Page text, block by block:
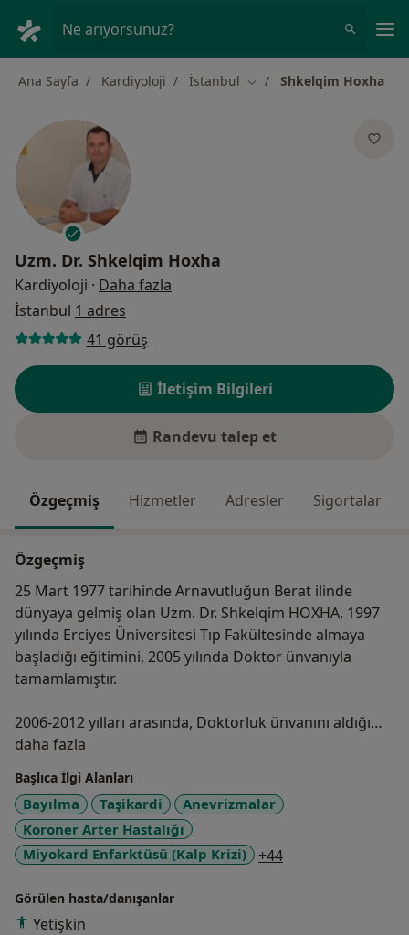
Ne arıyorsunuz?
Ana Sayfa Kardiyoloji İstanbul Şehir değiştir
Shkelqim Hoxha
Uzm. Dr. Shkelqim Hoxha
Kardiyoloji · Daha fazla
İstanbul 1 adres
41 görüş
İletişim Bilgileri
Randevu talep et
Özgeçmiş Hizmetler Adresler Sigortalar
Özgeçmiş
25 Mart 1977 tarihinde Arnavutluğun Berat ilinde
dünyaya gelmiş olan Uzm. Dr. Shkelqim HOXHA, 1997
yılında Erciyes Üniversitesi Tıp Fakültesinde almaya
başladığı eğitimini, 2005 yılında Doktor ünvanıyla
tamamlamıştır.
2006-2012 yılları arasında, Doktorluk ünvanını aldığı
Erciyes Üniversitesi'nde İnvasiv kardiyovasküler
uzmanlığını tamamlamıştır.
2009 yılından beri aktif olarak çeşitli hastanelerde
görev almıştır.
daha fazla
Başlıca İlgi Alanları
Bayılma Taşikardi
Anevrizmalar
Koroner Arter Hastalığı
Miyokard Enfarktüsü (Kalp Krizi)
+44
Görülen hasta/danışanlar
Yetişkin